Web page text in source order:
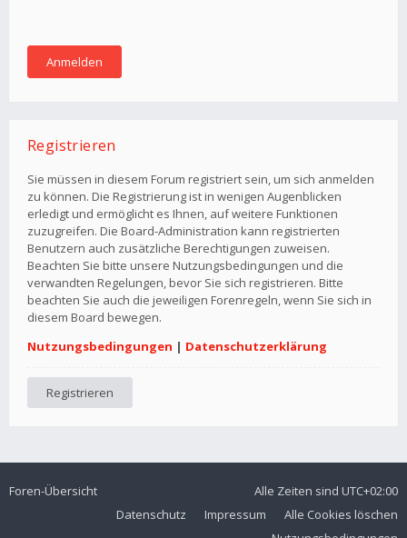
Registrieren
Sie müssen in diesem Forum registriert sein, um sich anmelden
zu können. Die Registrierung ist in wenigen Augenblicken
erledigt und ermöglicht es Ihnen, auf weitere Funktionen
zuzugreifen. Die Board-Administration kann registrierten
Benutzern auch zusätzliche Berechtigungen zuweisen.
Beachten Sie bitte unsere Nutzungsbedingungen und die
verwandten Regelungen, bevor Sie sich registrieren. Bitte
beachten Sie auch die jeweiligen Forenregeln, wenn Sie sich in
diesem Board bewegen.
Nutzungsbedingungen | Datenschutzerklärung
Registrieren
Foren-Übersicht Alle Zeiten sind UTC+02:00
Alle Cookies löschen
Impressum
Datenschutz